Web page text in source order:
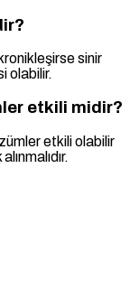
sinir
olabilir.
etkili midir?
etkili olabilir